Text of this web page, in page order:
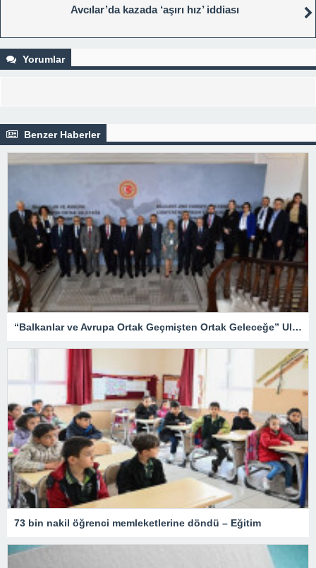
Avcılar’da kazada ‘aşırı hız’ iddiası
Yorumlar
Benzer Haberler
“Balkanlar ve Avrupa Ortak Geçmişten Ortak Geleceğe” Uluslararası Konferansı düzenledi
73 bin nakil öğrenci memleketlerine döndü – Eğitim